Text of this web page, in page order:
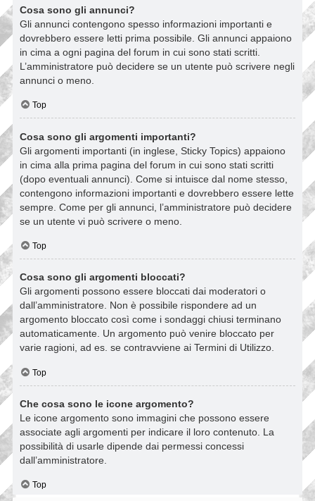
Cosa sono gli annunci?
Gli annunci contengono spesso informazioni importanti e
dovrebbero essere letti prima possibile. Gli annunci appaiono
in cima a ogni pagina del forum in cui sono stati scritti.
L’amministratore può decidere se un utente può scrivere negli
annunci o meno.
Top
Cosa sono gli argomenti importanti?
Gli argomenti importanti (in inglese, Sticky Topics) appaiono
in cima alla prima pagina del forum in cui sono stati scritti
(dopo eventuali annunci). Come si intuisce dal nome stesso,
contengono informazioni importanti e dovrebbero essere lette
sempre. Come per gli annunci, l’amministratore può decidere
se un utente vi può scrivere o meno.
Top
Cosa sono gli argomenti bloccati?
Gli argomenti possono essere bloccati dai moderatori o
dall’amministratore. Non è possibile rispondere ad un
argomento bloccato così come i sondaggi chiusi terminano
automaticamente. Un argomento può venire bloccato per
varie ragioni, ad es. se contravviene ai Termini di Utilizzo.
Top
Che cosa sono le icone argomento?
Le icone argomento sono immagini che possono essere
associate agli argomenti per indicare il loro contenuto. La
possibilità di usarle dipende dai permessi concessi
dall’amministratore.
Top